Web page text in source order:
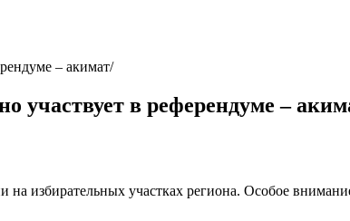
– акимат
участвует в референдуме –
избирательных участках региона. Особое